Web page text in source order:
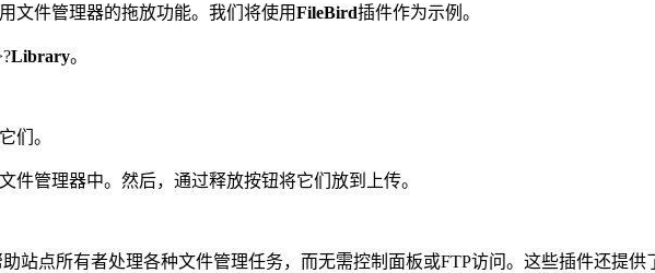
文件管理器的拖放功能。我们将使用FileBird插件作为示例。
Library。
们。
件管理器中。然后，通过释放按钮将它们放到上传。
助站点所有者处理各种文件管理任务，而无需控制面板或FTP访问。这些插件还